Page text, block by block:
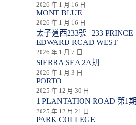
2026 年 1 月 16 日
MONT BLUE
2026 年 1 月 16 日
太子道西233號 | 233 PRINCE
EDWARD ROAD WEST
2026 年 1 月 7 日
SIERRA SEA 2A期
2026 年 1 月 3 日
PORTO
2025 年 12 月 30 日
1 PLANTATION ROAD 第1期
2025 年 12 月 21 日
PARK COLLEGE